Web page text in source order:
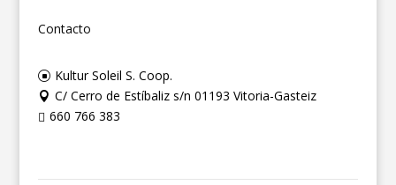
Contacto
] Kultur Soleil S. Coop.
 C/ Cerro de Estíbaliz s/n 01193 Vitoria-Gasteiz
 660 766 383